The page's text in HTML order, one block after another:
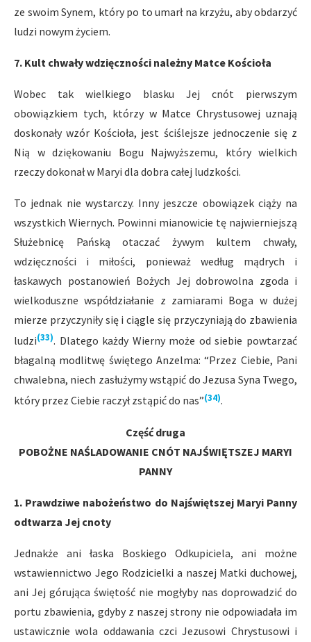
ze swoim Synem, który po to umarł na krzyżu, aby obdarzyć
ludzi nowym życiem.
7. Kult chwały wdzięczności należny Matce Kościoła
Wobec tak wielkiego blasku Jej cnót pierwszym
obowiązkiem tych, którzy w Matce Chrystusowej uznają
doskonały wzór Kościoła, jest ściślejsze jednoczenie się z
Nią w dziękowaniu Bogu Najwyższemu, który wielkich
rzeczy dokonał w Maryi dla dobra całej ludzkości.
To jednak nie wystarczy. Inny jeszcze obowiązek ciąży na
wszystkich Wiernych. Powinni mianowicie tę najwierniejszą
Służebnicę Pańską otaczać żywym kultem chwały,
wdzięczności i miłości, ponieważ według mądrych i
łaskawych postanowień Bożych Jej dobrowolna zgoda i
wielkoduszne współdziałanie z zamiarami Boga w dużej
mierze przyczyniły się i ciągle się przyczyniają do zbawienia
ludzi(33). Dlatego każdy Wierny może od siebie powtarzać
błagalną modlitwę świętego Anzelma: “Przez Ciebie, Pani
chwalebna, niech zasłużymy wstąpić do Jezusa Syna Twego,
który przez Ciebie raczył zstąpić do nas”(34).
Część druga
POBOŻNE NAŚLADOWANIE CNÓT NAJŚWIĘTSZEJ MARYI
PANNY
1. Prawdziwe nabożeństwo do Najświętszej Maryi Panny
odtwarza Jej cnoty
Jednakże ani łaska Boskiego Odkupiciela, ani możne
wstawiennictwo Jego Rodzicielki a naszej Matki duchowej,
ani Jej górująca świętość nie mogłyby nas doprowadzić do
portu zbawienia, gdyby z naszej strony nie odpowiadała im
ustawicznie wola oddawania czci Jezusowi Chrystusowi i